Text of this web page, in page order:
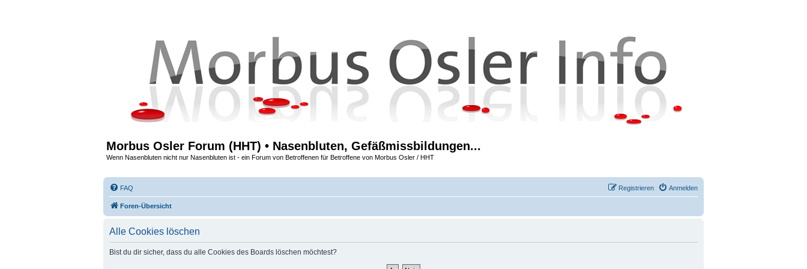
Morbus Osler Forum (HHT) • Nasenbluten, Gefäßmissbildungen...
Wenn Nasenbluten nicht nur Nasenbluten ist - ein Forum von Betroffenen für Betroffene von Morbus Osler / HHT
FAQ Anmelden
Registrieren
Foren-Übersicht
Alle Cookies löschen
Bist du dir sicher, dass du alle Cookies des Boards löschen möchtest?